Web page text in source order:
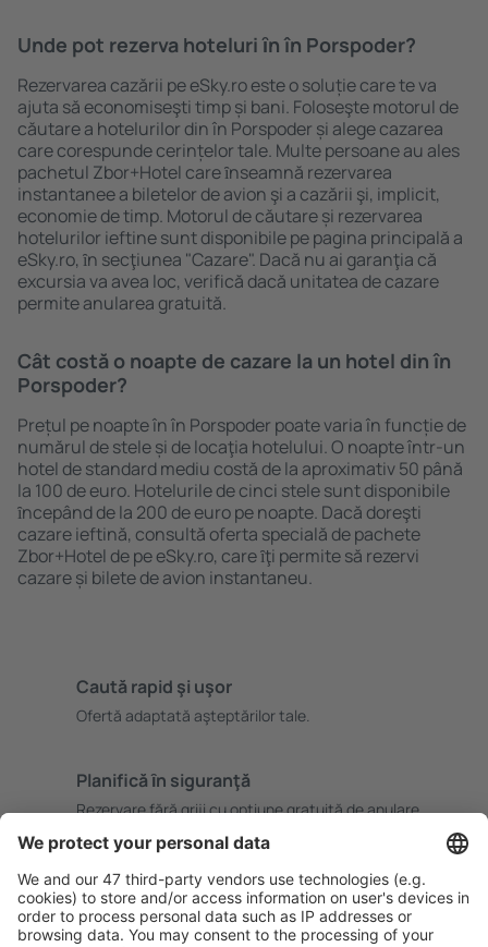
Unde pot rezerva hoteluri ȋn în Porspoder?
Rezervarea cazării pe eSky.ro este o soluție care te va
ajuta să economiseşti timp și bani. Foloseşte motorul de
căutare a hotelurilor din în Porspoder și alege cazarea
care corespunde cerințelor tale. Multe persoane au ales
pachetul Zbor+Hotel care ȋnseamnă rezervarea
instantanee a biletelor de avion şi a cazării şi, implicit,
economie de timp. Motorul de căutare și rezervarea
hotelurilor ieftine sunt disponibile pe pagina principală a
eSky.ro, ȋn secţiunea "Cazare". Dacă nu ai garanţia că
excursia va avea loc, verifică dacă unitatea de cazare
permite anularea gratuită.
Cât costă o noapte de cazare la un hotel din în
Porspoder?
Prețul pe noapte în în Porspoder poate varia în funcție de
numărul de stele și de locaţia hotelului. O noapte într-un
hotel de standard mediu costă de la aproximativ 50 până
la 100 de euro. Hotelurile de cinci stele sunt disponibile
ȋncepând de la 200 de euro pe noapte. Dacă doreşti
cazare ieftină, consultă oferta specială de pachete
Zbor+Hotel de pe eSky.ro, care ȋţi permite să rezervi
cazare și bilete de avion instantaneu.
Caută rapid şi uşor
Ofertă adaptată aşteptărilor tale.
Planifică ȋn siguranţă
Rezervare fără griji cu opțiune gratuită de anulare.
Economiseşte mai mult
Prețuri atractive și oferte speciale pentru utilizatorii
conectați.